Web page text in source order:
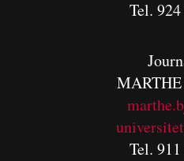
Tel.
m
Tel.